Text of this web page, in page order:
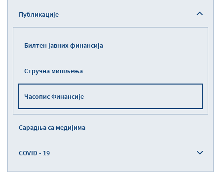
Публикације
Билтен јавних финансија
Стручна мишљења
Часопис Финансије
Сарадња са медијима
COVID - 19